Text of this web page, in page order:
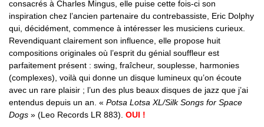
consacrés à Charles Mingus, elle puise cette fois-ci son
inspiration chez l’ancien partenaire du contrebassiste, Eric Dolphy
qui, décidément, commence à intéresser les musiciens curieux.
Revendiquant clairement son influence, elle propose huit
compositions originales où l’esprit du génial souffleur est
parfaitement présent : swing, fraîcheur, souplesse, harmonies
(complexes), voilà qui donne un disque lumineux qu’on écoute
avec un rare plaisir ; l’un des plus beaux disques de jazz que j’ai
entendus depuis un an. « Potsa Lotsa XL/Silk Songs for Space
Dogs » (Leo Records LR 883). OUI !